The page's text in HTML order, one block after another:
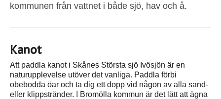
kommunen från vattnet i både sjö, hav och å.
Kanot
Att paddla kanot i Skånes Största sjö Ivösjön är en
naturupplevelse utöver det vanliga. Paddla förbi
obebodda öar och ta dig ett dopp vid någon av alla sand-
eller klippstränder. I Bromölla kommun är det lätt att ägna